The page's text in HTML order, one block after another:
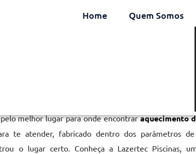
Home Quem Somos
Piscina no Tatuapé
melhor lugar para onde encontraraquecimento
te atender, fabricado dentro dos parâmetros
o lugar certo. Conheça a Lazertec Piscinas,